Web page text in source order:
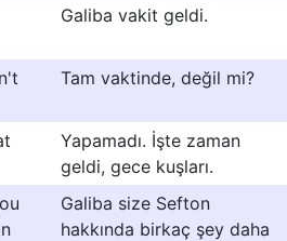
Galiba vakit geldi.
Tam vaktinde, değil mi?
Yapamadı. İşte zaman
geldi, gece kuşları.
Galiba size Sefton
hakkında birkaç şey daha